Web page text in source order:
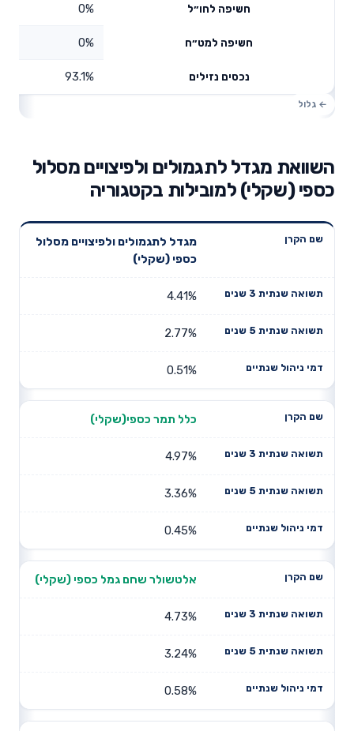
חשיפה לחו״ל 0%
חשיפה למט״ח 0%
נכסים נזילים 93.1%
השוואת מגדל לתגמולים ולפיצויים מסלול
כספי (שקלי) למובילות בקטגוריה
שנתית 3
תשואה
דמי ניהול
מגדל לתגמולים ולפיצויים מסלול
כספי (שקלי)
4.41%
2.77%
0.51%
כלל תמר כספי(שקלי)
4.97%
3.36%
0.45%
אלטשולר שחם גמל כספי (שקלי)
4.73%
3.24%
0.58%